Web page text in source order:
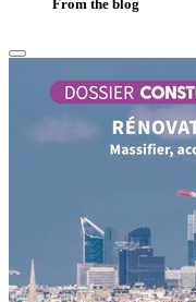
From the blog